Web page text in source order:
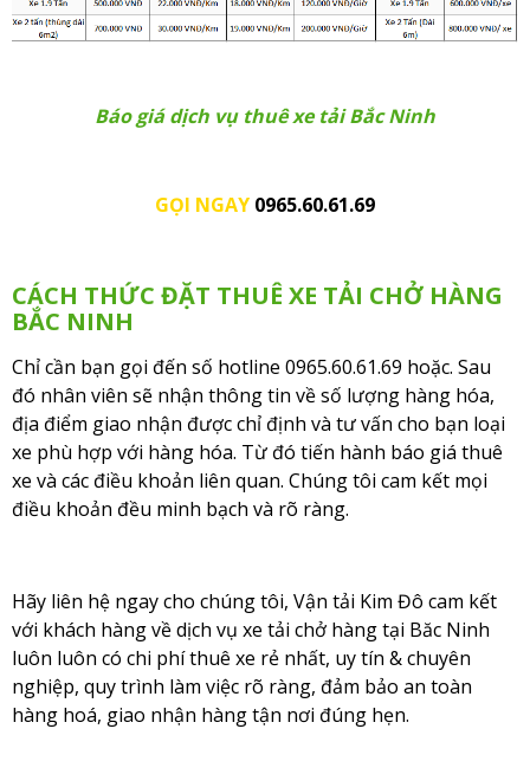
Báo giá dịch vụ thuê xe tải Bắc Ninh
GỌI NGAY 0965.60.61.69
CÁCH THỨC ĐẶT THUÊ XE TẢI CHỞ HÀNG
BẮC NINH
Chỉ cần bạn gọi đến số hotline 0965.60.61.69 hoặc. Sau
đó nhân viên sẽ nhận thông tin về số lượng hàng hóa,
địa điểm giao nhận được chỉ định và tư vấn cho bạn loại
xe phù hợp với hàng hóa. Từ đó tiến hành báo giá thuê
xe và các điều khoản liên quan. Chúng tôi cam kết mọi
điều khoản đều minh bạch và rõ ràng.
Hãy liên hệ ngay cho chúng tôi, Vận tải Kim Đô cam kết
với khách hàng về dịch vụ xe tải chở hàng tại Băc Ninh
luôn luôn có chi phí thuê xe rẻ nhất, uy tín & chuyên
nghiệp, quy trình làm việc rõ ràng, đảm bảo an toàn
hàng hoá, giao nhận hàng tận nơi đúng hẹn.